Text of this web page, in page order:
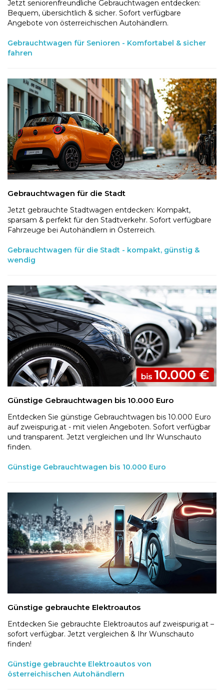
Jetzt seniorenfreundliche Gebrauchtwagen entdecken:
Bequem, übersichtlich & sicher. Sofort verfügbare
Angebote von österreichischen Autohändlern.
Gebrauchtwagen für Senioren - Komfortabel & sicher
fahren
Gebrauchtwagen für die Stadt
Jetzt gebrauchte Stadtwagen entdecken: Kompakt,
sparsam & perfekt für den Stadtverkehr. Sofort verfügbare
Fahrzeuge bei Autohändlern in Österreich.
Gebrauchtwagen für die Stadt - kompakt, günstig &
wendig
Günstige Gebrauchtwagen bis 10.000 Euro
Entdecken Sie günstige Gebrauchtwagen bis 10.000 Euro
auf zweispurig.at - mit vielen Angeboten. Sofort verfügbar
und transparent. Jetzt vergleichen und Ihr Wunschauto
finden.
Günstige Gebrauchtwagen bis 10.000 Euro
Günstige gebrauchte Elektroautos
Entdecken Sie gebrauchte Elektroautos auf zweispurig.at –
sofort verfügbar. Jetzt vergleichen & Ihr Wunschauto
finden!
Günstige gebrauchte Elektroautos von
österreichischen Autohändlern